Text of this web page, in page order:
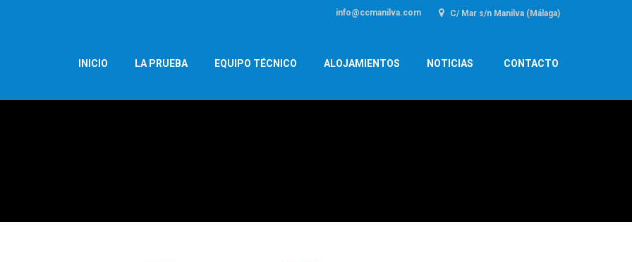
info@ccmanilva.com C/ Mar s/n Manilva (Málaga)
INICIO LA PRUEBA EQUIPO TÉCNICO ALOJAMIENTOS NOTICIAS CONTACTO